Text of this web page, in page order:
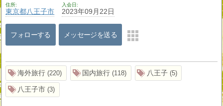
住所
東京都八王子市
入会日
2023年09月22日
フォローする メッセージを送る
海外旅行 220 国内旅行 118 八王子 5
八王子市 3